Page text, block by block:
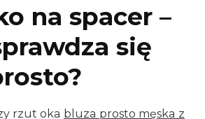
na spacer –
się
rzut oka bluza prosto męska z